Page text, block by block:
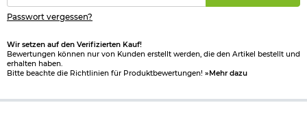
Passwort vergessen?
Wir setzen auf den Verifizierten Kauf!
Bewertungen können nur von Kunden erstellt werden, die den Artikel bestellt und
erhalten haben.
Bitte beachte die Richtlinien für Produktbewertungen! »Mehr dazu